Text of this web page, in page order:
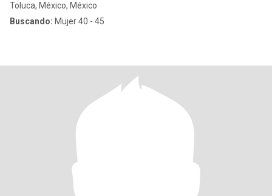
Toluca, México, México
Buscando: Mujer 40 - 45